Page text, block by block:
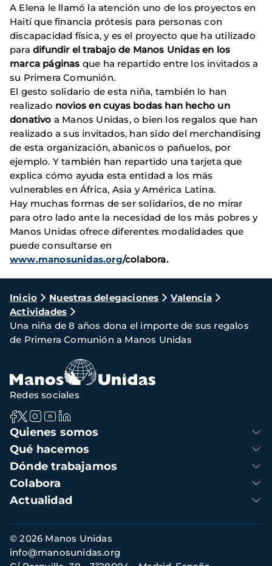
A Elena le llamó la atención uno de los proyectos en
Haití que financia prótesis para personas con
discapacidad física, y es el proyecto que ha utilizado
para difundir el trabajo de Manos Unidas en los
marca páginas que ha repartido entre los invitados a
su Primera Comunión.
El gesto solidario de esta niña, también lo han
realizado novios en cuyas bodas han hecho un
donativo a Manos Unidas, o bien los regalos que han
realizado a sus invitados, han sido del merchandising
de esta organización, abanicos o pañuelos, por
ejemplo. Y también han repartido una tarjeta que
explica cómo ayuda esta entidad a los más
vulnerables en África, Asia y América Latina.
Hay muchas formas de ser solidarios, de no mirar
para otro lado ante la necesidad de los más pobres y
Manos Unidas ofrece diferentes modalidades que
puede consultarse en
www.manosunidas.org/colabora.
Ruta
de
navegación
Inicio Nuestras delegaciones
Valencia
Actividades
Una niña de 8 años dona el importe de sus regalos
de Primera Comunión a Manos Unidas
Navegación
principal
Quienes somos
Qué hacemos
Dónde trabajamos
Colabora
Actualidad
Redes sociales
Información
de
contacto
© 2026 Manos Unidas
info@manosunidas.org